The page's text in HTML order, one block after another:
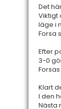
Det
Viktigt
läge i
Forsa
Efter
3-0
Klart
I den
Nästa